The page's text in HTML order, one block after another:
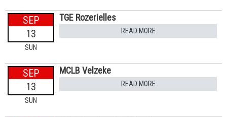
SEP
13
SUN
TGE Rozerielles
READ MORE
SEP
13
SUN
MCLB Velzeke
READ MORE